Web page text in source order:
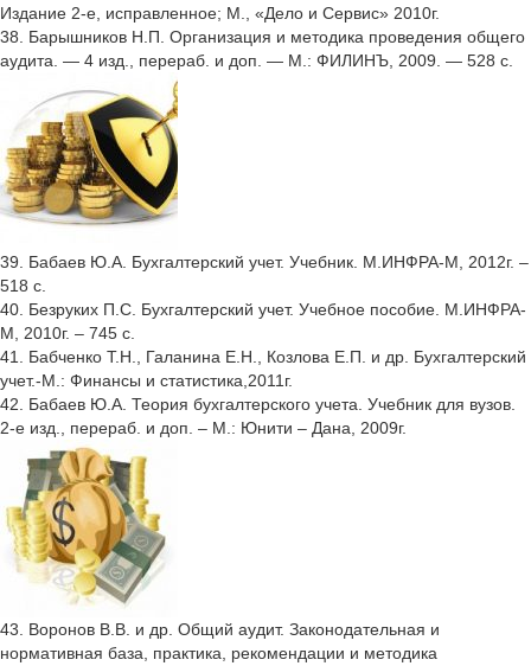
Издание 2-е, исправленное; М., «Дело и Сервис» 2010г.
38. Барышников Н.П. Организация и методика проведения общего
аудита. — 4 изд., перераб. и доп. — М.: ФИЛИНЪ, 2009. — 528 с.
39. Бабаев Ю.А. Бухгалтерский учет. Учебник. М.ИНФРА-М, 2012г. –
518 с.
40. Безруких П.С. Бухгалтерский учет. Учебное пособие. М.ИНФРА-
М, 2010г. – 745 с.
41. Бабченко Т.Н., Галанина Е.Н., Козлова Е.П. и др. Бухгалтерский
учет.-М.: Финансы и статистика,2011г.
42. Бабаев Ю.А. Теория бухгалтерского учета. Учебник для вузов.
2-е изд., перераб. и доп. – М.: Юнити – Дана, 2009г.
43. Воронов В.В. и др. Общий аудит. Законодательная и
нормативная база, практика, рекомендации и методика